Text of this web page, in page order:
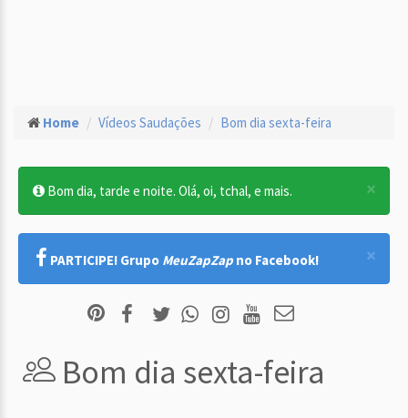
Home Vídeos Saudações Bom dia sexta-feira
×
Bom dia, tarde e noite. Olá, oi, tchal, e mais.
×
PARTICIPE! Grupo MeuZapZap no Facebook!
Bom dia sexta-feira